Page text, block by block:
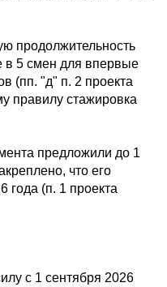
продолжительность
в 5 смен для впервые
(пп. "д" п. 2 проекта
правилу стажировка
предложили до 1
что его
года (п. 1 проекта
с 1 сентября 2026